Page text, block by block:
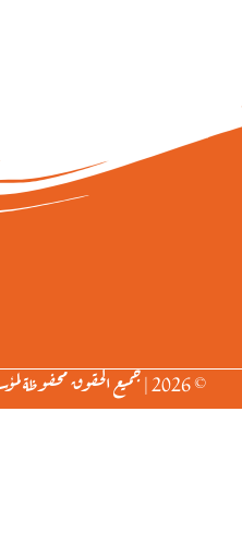
© 2026 | جميع الحقوق محفوظة لمؤسسة بازرعة التنموية الخيرية